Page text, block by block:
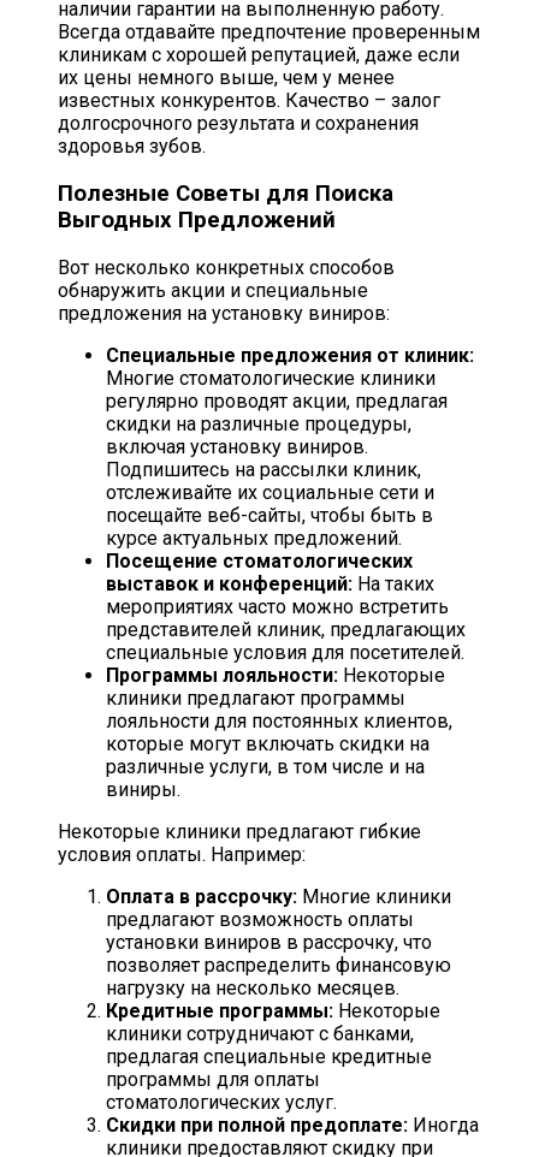
наличии гарантии на выполненную работу.
Всегда отдавайте предпочтение проверенным
клиникам с хорошей репутацией, даже если
их цены немного выше, чем у менее
известных конкурентов. Качество – залог
долгосрочного результата и сохранения
здоровья зубов.
Полезные Советы для Поиска
Выгодных Предложений
Вот несколько конкретных способов
обнаружить акции и специальные
предложения на установку виниров:
Специальные предложения от клиник:
Многие стоматологические клиники
регулярно проводят акции, предлагая
скидки на различные процедуры,
включая установку виниров.
Подпишитесь на рассылки клиник,
отслеживайте их социальные сети и
посещайте веб-сайты, чтобы быть в
курсе актуальных предложений.
Посещение стоматологических
выставок и конференций: На таких
мероприятиях часто можно встретить
представителей клиник, предлагающих
специальные условия для посетителей.
Программы лояльности: Некоторые
клиники предлагают программы
лояльности для постоянных клиентов,
которые могут включать скидки на
различные услуги, в том числе и на
виниры.
Некоторые клиники предлагают гибкие
условия оплаты. Например:
Оплата в рассрочку: Многие клиники
предлагают возможность оплаты
установки виниров в рассрочку, что
позволяет распределить финансовую
нагрузку на несколько месяцев.
Кредитные программы: Некоторые
клиники сотрудничают с банками,
предлагая специальные кредитные
программы для оплаты
стоматологических услуг.
Скидки при полной предоплате: Иногда
клиники предоставляют скидку при